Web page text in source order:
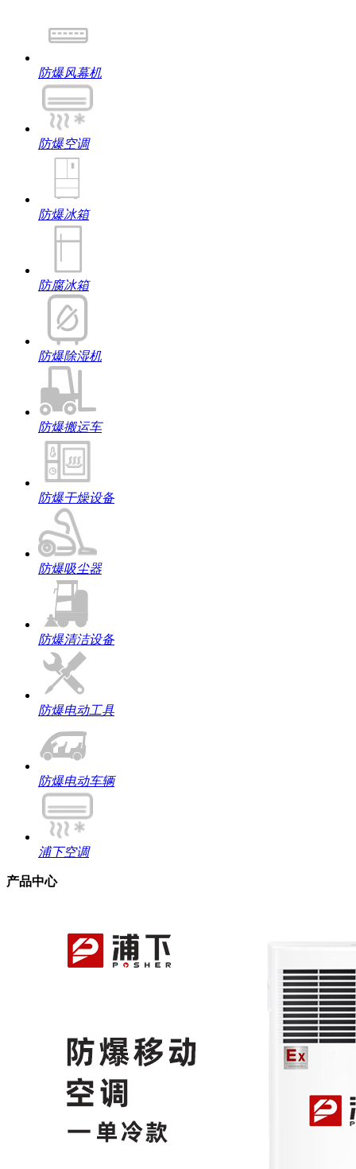
防爆风幕机
防爆空调
防爆冰箱
防腐冰箱
防爆除湿机
防爆搬运车
防爆干燥设备
防爆吸尘器
防爆清洁设备
防爆电动工具
防爆电动车辆
浦下空调
产品中心